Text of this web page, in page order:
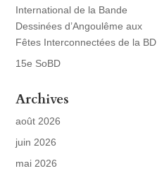
International de la Bande
Dessinées d’Angoulême aux
Fêtes Interconnectées de la BD
15e SoBD
Archives
août 2026
juin 2026
mai 2026